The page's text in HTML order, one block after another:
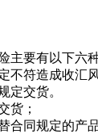
主要有以下六
不符造成收汇
定交货。
货；
合同规定的产品